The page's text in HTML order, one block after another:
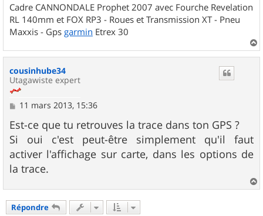
Cadre CANNONDALE Prophet 2007 avec Fourche Revelation
RL 140mm et FOX RP3 - Roues et Transmission XT - Pneu
Maxxis - Gps garmin Etrex 30
a
cousinhube34
Utagawiste expert
M
s
s
a
g
e
11 mars 2013, 15:36
Est-ce que tu retrouves la trace dans ton GPS ?
Si oui c'est peut-être simplement qu'il faut
activer l'affichage sur carte, dans les options de
la trace.
a
Répondre